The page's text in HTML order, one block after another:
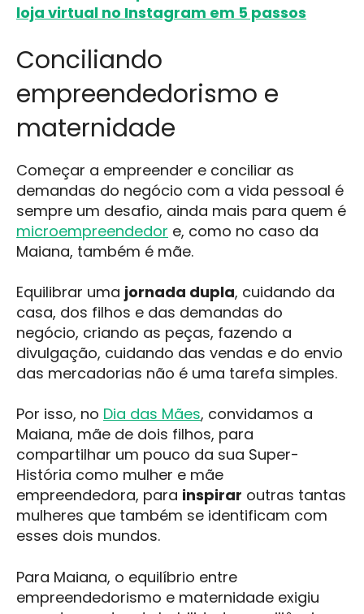
loja virtual no Instagram em 5 passos
Conciliando
empreendedorismo e
maternidade
Começar a empreender e conciliar as
demandas do negócio com a vida pessoal é
sempre um desafio, ainda mais para quem é
microempreendedor e, como no caso da
Maiana, também é mãe.
Equilibrar uma jornada dupla, cuidando da
casa, dos filhos e das demandas do
negócio, criando as peças, fazendo a
divulgação, cuidando das vendas e do envio
das mercadorias não é uma tarefa simples.
Por isso, no Dia das Mães, convidamos a
Maiana, mãe de dois filhos, para
compartilhar um pouco da sua Super-
História como mulher e mãe
empreendedora, para inspirar outras tantas
mulheres que também se identificam com
esses dois mundos.
Para Maiana, o equilíbrio entre
empreendedorismo e maternidade exigiu